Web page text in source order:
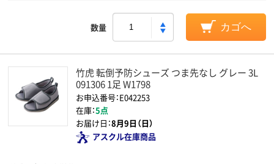
数量 カゴへ
竹虎 転倒予防シューズ つま先なし グレー 3L
091306 1足 W1798
お申込番号：E042253
在庫：5点
お届け日：8月9日（日）
アスクル在庫商品